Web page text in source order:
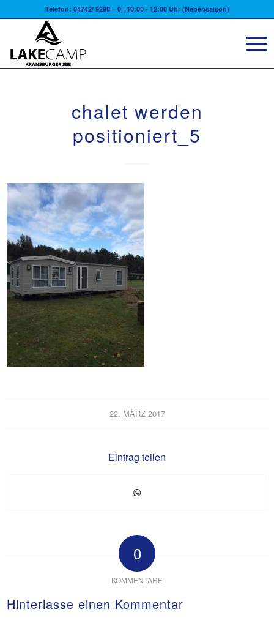
Telefon: 04742/ 9298 – 0 | 10:00 - 12:00 Uhr (Nebensaison)
chalet werden
positioniert_5
22. MÄRZ 2017
Eintrag teilen
0
KOMMENTARE
Hinterlasse einen Kommentar